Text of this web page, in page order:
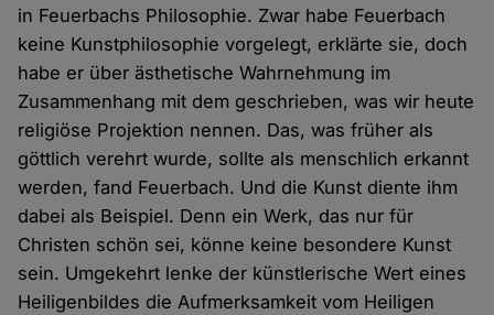
in Feuerbachs Philosophie. Zwar habe Feuerbach
keine Kunstphilosophie vorgelegt, erklärte sie, doch
habe er über ästhetische Wahrnehmung im
Zusammenhang mit dem geschrieben, was wir heute
religiöse Projektion nennen. Das, was früher als
göttlich verehrt wurde, sollte als menschlich erkannt
werden, fand Feuerbach. Und die Kunst diente ihm
dabei als Beispiel. Denn ein Werk, das nur für
Christen schön sei, könne keine besondere Kunst
sein. Umgekehrt lenke der künstlerische Wert eines
Heiligenbildes die Aufmerksamkeit vom Heiligen